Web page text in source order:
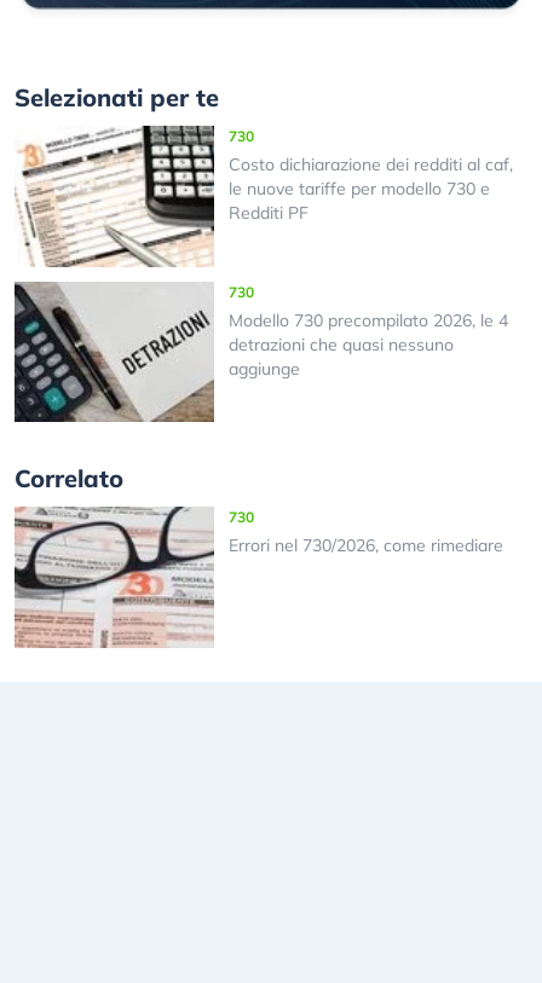
Selezionati per te
730
Costo dichiarazione dei redditi al caf,
le nuove tariffe per modello 730 e
Redditi PF
730
Modello 730 precompilato 2026, le 4
detrazioni che quasi nessuno
aggiunge
Correlato
730
Errori nel 730/2026, come rimediare